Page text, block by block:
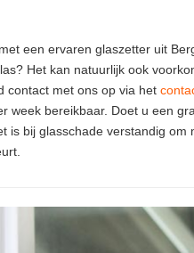
een ervaren glaszetter uit
Het kan natuurlijk ook
contact met ons op via het
week bereikbaar. Doet u een
is bij glasschade verstandig